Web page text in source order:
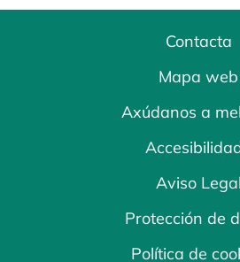
Contacta
Mapa web
Axúdanos a
Aviso Legal
Protección de
Política de